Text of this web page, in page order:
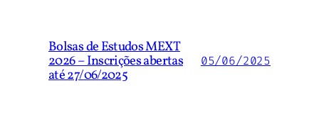
Bolsas de Estudos MEXT
2026 – Inscrições abertas
até 27/06/2025
05/06/2025